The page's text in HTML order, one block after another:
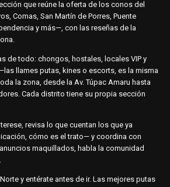
que reúne la oferta de los conos del
Comas, San Martín de Porres, Puente
y más—, con las reseñas de la
de todo: chongos, hostales, locales VIP y
llames putas, kines o escorts, es la misma
la zona, desde la Av. Túpac Amaru hasta
Cada distrito tiene su propia sección
revisa lo que cuentan los que ya
cómo es el trato— y coordina con
maquillados, habla la comunidad
y entérate antes de ir. Las mejores putas